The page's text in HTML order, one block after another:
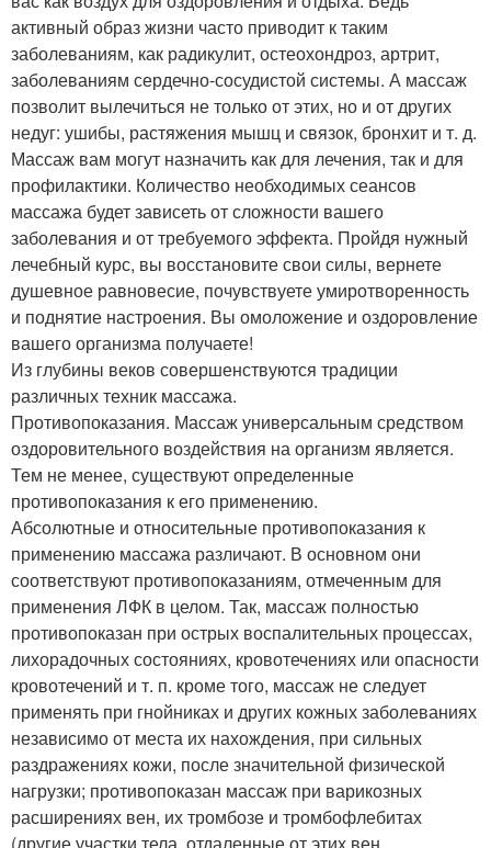
активный образ жизни часто приводит к таким
заболеваниям, как радикулит, остеохондроз, артрит,
заболеваниям сердечно-сосудистой системы. А массаж
позволит вылечиться не только от этих, но и от других
недуг: ушибы, растяжения мышц и связок, бронхит и т. д.
Массаж вам могут назначить как для лечения, так и для
профилактики. Количество необходимых сеансов
массажа будет зависеть от сложности вашего
заболевания и от требуемого эффекта. Пройдя нужный
лечебный курс, вы восстановите свои силы, вернете
душевное равновесие, почувствуете умиротворенность
и поднятие настроения. Вы омоложение и оздоровление
вашего организма получаете!
Из глубины веков совершенствуются традиции
различных техник массажа.
Противопоказания. Массаж универсальным средством
оздоровительного воздействия на организм является.
Тем не менее, существуют определенные
противопоказания к его применению.
Абсолютные и относительные противопоказания к
применению массажа различают. В основном они
соответствуют противопоказаниям, отмеченным для
применения ЛФК в целом. Так, массаж полностью
противопоказан при острых воспалительных процессах,
лихорадочных состояниях, кровотечениях или опасности
кровотечений и т. п. кроме того, массаж не следует
применять при гнойниках и других кожных заболеваниях
независимо от места их нахождения, при сильных
раздражениях кожи, после значительной физической
нагрузки; противопоказан массаж при варикозных
расширениях вен, их тромбозе и тромбофлебитах